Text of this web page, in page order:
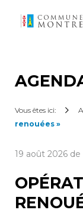
Vous êtes ici:
renouées »
19 août 2026